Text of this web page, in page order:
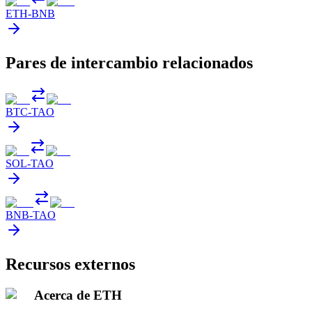
ETH-BNB
Pares de intercambio relacionados
BTC-TAO
SOL-TAO
BNB-TAO
Recursos externos
Acerca de ETH